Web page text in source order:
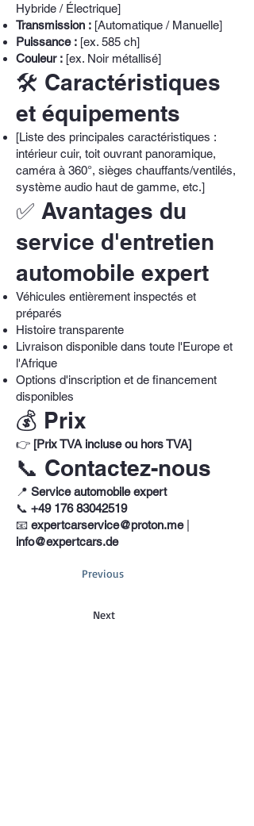
Hybride / Électrique]
Transmission : [Automatique / Manuelle]
Puissance : [ex. 585 ch]
Couleur : [ex. Noir métallisé]
🛠️ Caractéristiques
et équipements
[Liste des principales caractéristiques :
intérieur cuir, toit ouvrant panoramique,
caméra à 360°, sièges chauffants/ventilés,
système audio haut de gamme, etc.]
✅ Avantages du
service d'entretien
automobile expert
Véhicules entièrement inspectés et
préparés
Histoire transparente
Livraison disponible dans toute l'Europe et
l'Afrique
Options d'inscription et de financement
disponibles
💰 Prix
👉 [Prix TVA incluse ou hors TVA]
📞 Contactez-nous
📍 Service automobile expert
📞 +49 176 83042519
📧 expertcarservice@proton.me|
info@expertcars.de
Previous
Next